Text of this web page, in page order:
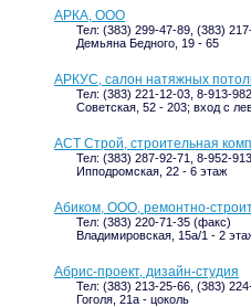
АРКА, ООО
Тел: (383) 299-47-89, (383)
Демьяна Бедного, 19 - 65
АРКУС, салон натяжных
Тел: (383) 221-12-03, 8-913-
Советская, 52 - 203; вход с
АСТ Строй, строительная
Тел: (383) 287-92-71, 8-952-
Ипподромская, 22 - 6 этаж
Абиком, ООО, ремонтно-
Тел: (383) 220-71-35 (факс)
Владимировская, 15а/1 - 2
Абрис-проект, дизайн-студия
Тел: (383) 213-25-66, (383)
Гоголя, 21а - цоколь